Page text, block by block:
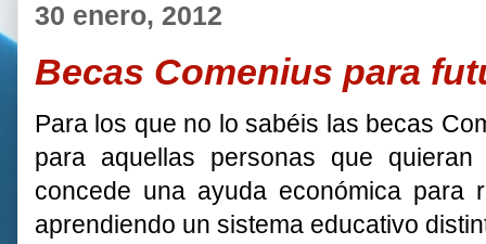
30 enero, 2012
Becas Comenius para
Para los que no lo sabéis las becas
para aquellas personas que
concede una ayuda económica
aprendiendo un sistema educativo